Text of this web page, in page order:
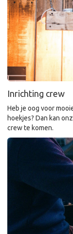
Inrichting crew
Heb je oog voor
hoekjes? Dan kan
crew te komen.